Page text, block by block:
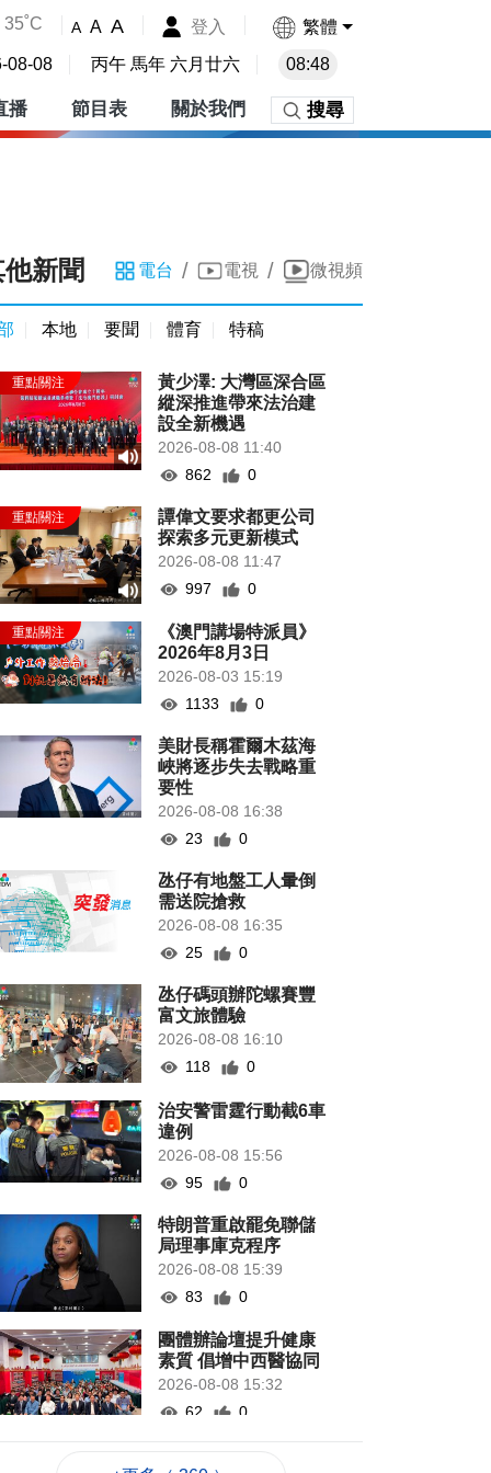
35˚C A A A 登入 繁體
08-08 丙午 馬年 六月廿六 08:48
播 節目表 關於我們 搜尋
新聞 電台 / 電視 / 微視頻
本地 要聞 體育 特稿
黃少澤: 大灣區深合區
縱深推進帶來法治建
設全新機遇
2026-08-08 11:40
862
0
譚偉文要求都更公司
探索多元更新模式
2026-08-08 11:47
997
0
《澳門講場特派員》
2026年8月3日
2026-08-03 15:19
1133
0
美財長稱霍爾木茲海
峽將逐步失去戰略重
要性
2026-08-08 16:38
23
0
氹仔有地盤工人暈倒
需送院搶救
2026-08-08 16:35
25
0
氹仔碼頭辦陀螺賽豐
富文旅體驗
2026-08-08 16:10
118
0
治安警雷霆行動截6車
違例
2026-08-08 15:56
95
0
特朗普重啟罷免聯儲
局理事庫克程序
2026-08-08 15:39
83
0
團體辦論壇提升健康
素質 倡增中西醫協同
2026-08-08 15:32
62
0